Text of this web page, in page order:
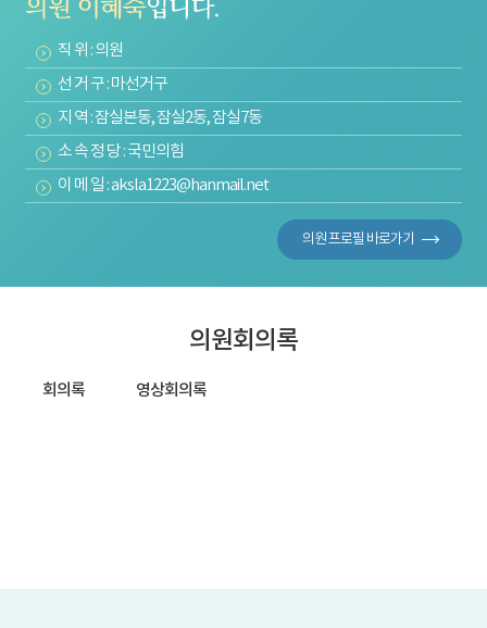
직 위 : 의원
선 거 구 : 마선거구
지 역 : 잠실본동, 잠실2동, 잠실7동
소 속 정 당 : 국민의힘
이 메 일 : aksla1223@hanmail.net
의원 프로필 바로가기
의원회의록
회의록 영상회의록